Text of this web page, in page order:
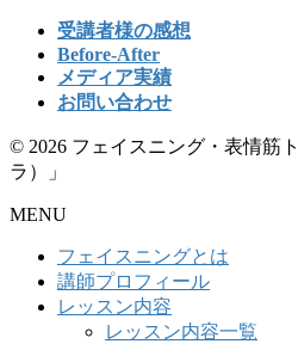
受講者様の感想
Before-After
メディア実績
お問い合わせ
© 2026 フェイスニング・表情筋
ラ）」
MENU
フェイスニングとは
講師プロフィール
レッスン内容
レッスン内容一覧